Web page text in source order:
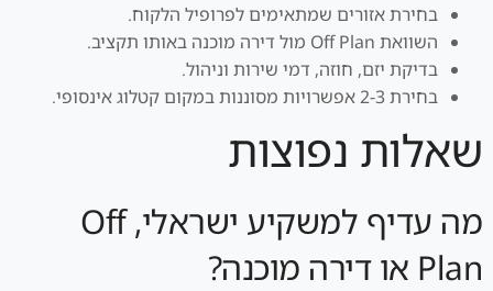
בחירת אזורים שמתאימים לפרופיל הלקוח.
השוואת Off Plan מול דירה מוכנה באותו תקציב.
בדיקת יזם, חוזה, דמי שירות וניהול.
בחירת 2-3 אפשרויות מסוננות במקום קטלוג אינסופי.
שאלות נפוצות
מה עדיף למשקיע ישראלי, Off
Plan או דירה מוכנה?